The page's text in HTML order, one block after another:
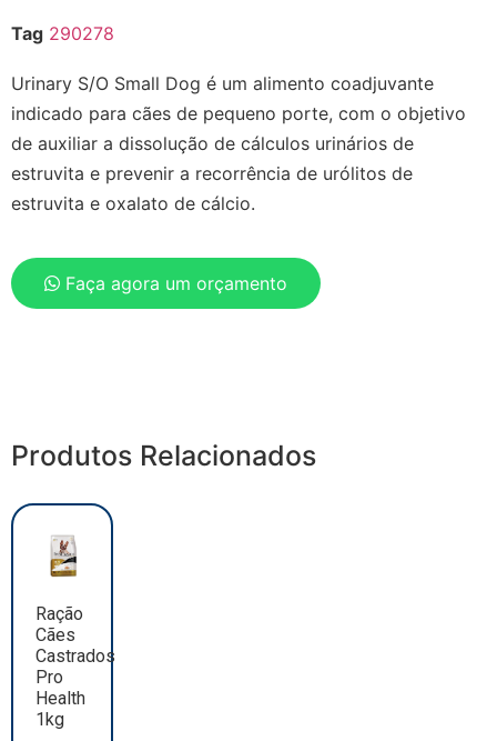
Tag 290278
Urinary S/O Small Dog é um alimento coadjuvante
indicado para cães de pequeno porte, com o objetivo
de auxiliar a dissolução de cálculos urinários de
estruvita e prevenir a recorrência de urólitos de
estruvita e oxalato de cálcio.
Faça agora um orçamento
Produtos Relacionados
Ração
Cães
Castrados
Pro
Health
1kg